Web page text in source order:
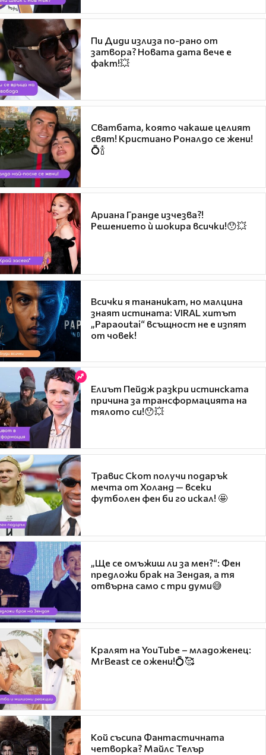
Пи Диди излиза по-рано от
затвора? Новата дата вече е
факт!💥
Сватбата, която чакаше целият
свят! Кристиано Роналдо се жени!
💍🍾
Ариана Гранде изчезва?!
Решението ѝ шокира всички!😯💥
Всички я тананикат, но малцина
знаят истината: VIRAL хитът
„Papaoutai“ всъщност не е изпят
от човек!
Елиът Пейдж разкри истинската
причина за трансформацията на
тялото си!😯💥
Травис Скот получи подарък
мечта от Холанд — всеки
футболен фен би го искал! 🤩
„Ще се омъжиш ли за мен?“: Фен
предложи брак на Зендая, а тя
отвърна само с три думи😅
Кралят на YouTube – младоженец:
MrBeast се ожени!💍🥰
Кой съсипа Фантастичната
четворка? Майлс Телър